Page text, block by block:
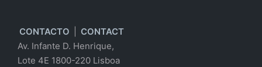
CONTACTO
CONTACT
Av. Infante D. Henrique,
Lote 4E 1800-220 Lisboa